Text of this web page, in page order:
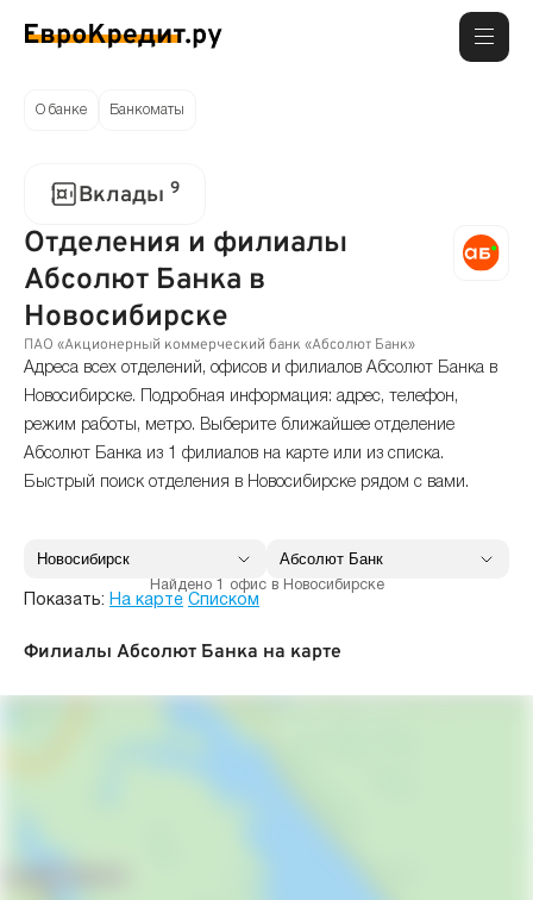
О банке Банкоматы
Вклады 9
Отделения и филиалы
Абсолют Банка в
Новосибирске
ПАО «Акционерный коммерческий банк «Абсолют Банк»
Адреса всех отделений, офисов и филиалов Абсолют Банка в
Новосибирске. Подробная информация: адрес, телефон,
режим работы, метро. Выберите ближайшее отделение
Абсолют Банка из 1 филиалов на карте или из списка.
Быстрый поиск отделения в Новосибирске рядом с вами.
Найдено 1 офис в Новосибирске
Показать: На карте Списком
Филиалы Абсолют Банка на карте